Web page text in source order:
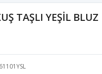
TAŞLI YEŞİL BLUZ